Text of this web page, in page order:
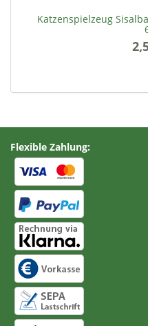
Katzenspielzeug
Flexible Zahlung: